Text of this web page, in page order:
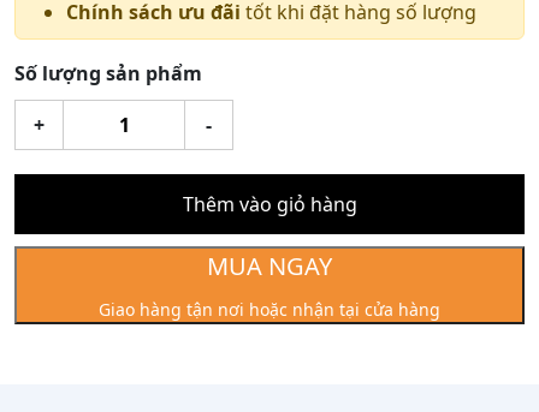
Chính sách ưu đãi tốt khi đặt hàng số lượng
Số lượng sản phẩm
-
Tượng
Bác
Hồ
thân
đồng
+
Thêm vào giỏ hàng
MUA NGAY
Giao hàng tận nơi hoặc nhận tại cửa hàng